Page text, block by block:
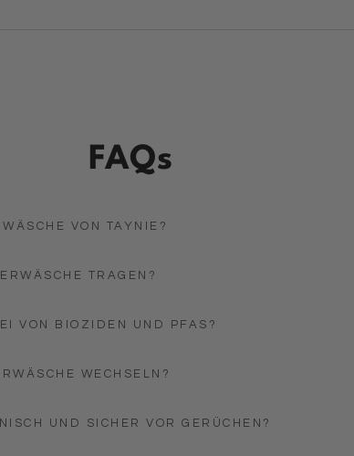
FAQs
VON TAYNIE?
TRAGEN?
VON BIOZIDEN UND PFAS?
WECHSELN?
UND SICHER VOR GERÜCHEN?